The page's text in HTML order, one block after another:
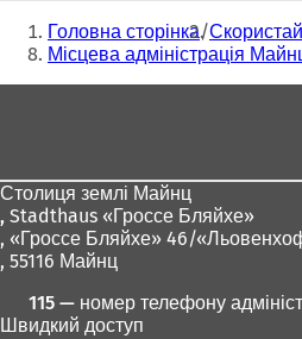
Ти
тут:
Головна сторінка
Місцева адміністрація
Столиця землі Майнц
, Stadthaus «Гроссе Бляйхе»
, «Гроссе Бляйхе» 46/
, 55116 Майнц
115 — номер телефону
Швидкий доступ